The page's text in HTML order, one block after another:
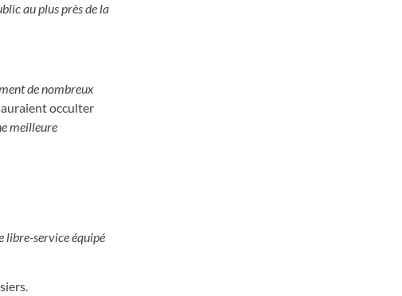
au plus près de la
de nombreux
occulter
meilleure
libre-service équipé